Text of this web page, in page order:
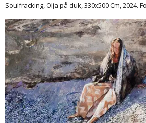
Soulfracking, Olja på duk, 330x500 Cm, 2024.